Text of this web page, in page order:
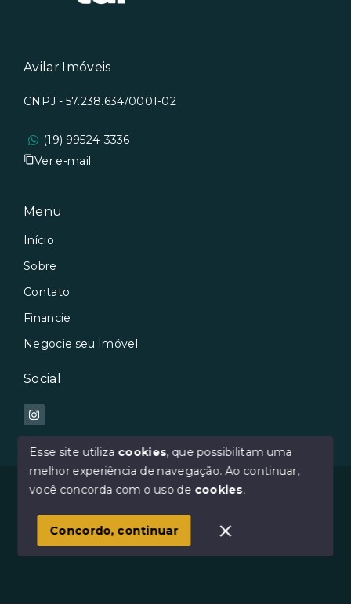
Avilar Imóveis
CNPJ - 57.238.634/0001-02
(19) 99524-3336
Ver e-mail
Menu
Início
Sobre
Contato
Financie
Negocie seu Imóvel
Social
© Copyright 2026 - Avilar Imóveis - Todos os direitos
SITE PARA IMOBILIARIA
Esse site utiliza cookies, que possibilitam uma
melhor experiência de navegação.Ao continuar,
você concorda com o uso de cookies.
Concordo, continuar